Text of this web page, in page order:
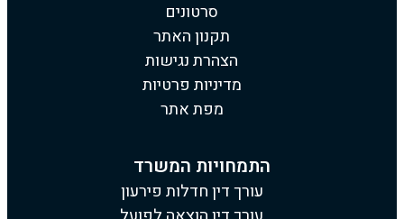
סרטונים
תקנון האתר
הצהרת נגישות
מדיניות פרטיות
מפת אתר
התמחויות המשרד
עורך דין חדלות פירעון